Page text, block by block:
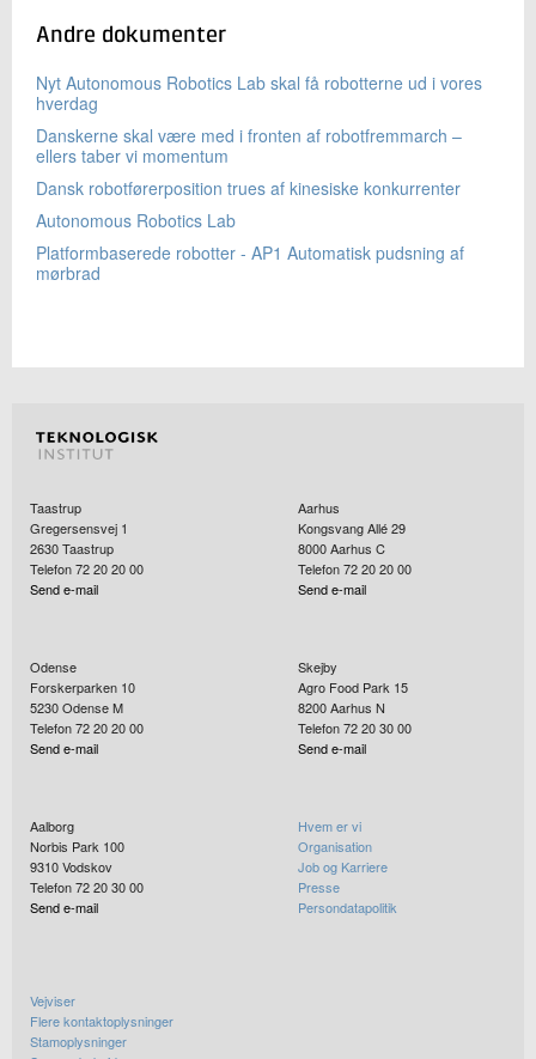
Andre dokumenter
Nyt Autonomous Robotics Lab skal få robotterne ud i vores
hverdag
Danskerne skal være med i fronten af robotfremmarch –
ellers taber vi momentum
Dansk robotførerposition trues af kinesiske konkurrenter
Autonomous Robotics Lab
Platformbaserede robotter - AP1 Automatisk pudsning af
mørbrad
Taastrup
Gregersensvej 1
2630Taastrup
Telefon 72 20 20 00
Send e-mail
Aarhus
Kongsvang Allé 29
8000Aarhus C
Telefon 72 20 20 00
Send e-mail
Odense
Forskerparken 10
5230Odense M
Telefon 72 20 20 00
Send e-mail
Skejby
Agro Food Park 15
8200Aarhus N
Telefon 72 20 30 00
Send e-mail
Aalborg
Norbis Park 100
9310Vodskov
Telefon 72 20 30 00
Send e-mail
Hvem er vi
Organisation
Job og Karriere
Presse
Persondatapolitik
Vejviser
Flere kontaktoplysninger
Stamoplysninger